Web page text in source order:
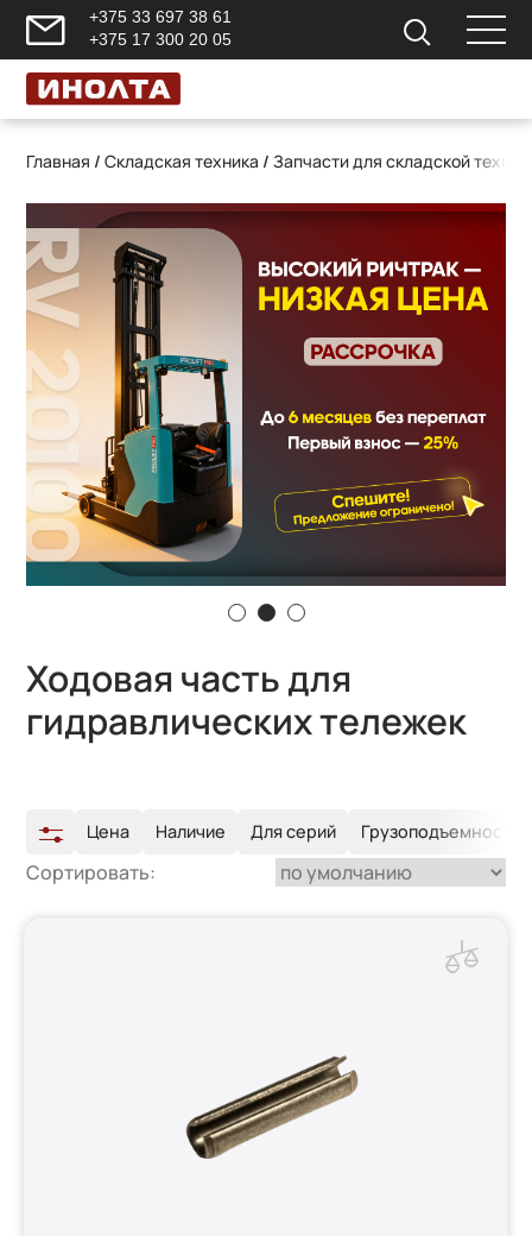
+375 33 697 38 61
+375 17 300 20 05
Главная /Складская техника /Запчасти для складской
Ходовая часть для
гидравлических тележек
Цена Наличие Для серий Грузоподъемность
Сортировать: